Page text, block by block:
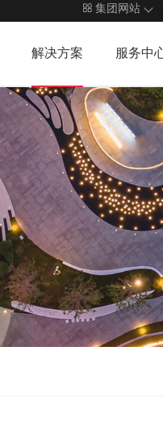
集团网站
解决方案 服务中